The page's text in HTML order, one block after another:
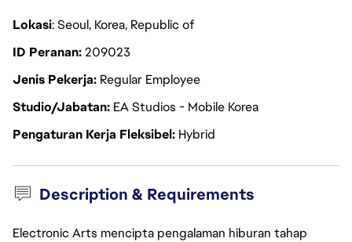
Lokasi: Seoul, Korea, Republic of
ID Peranan209023
Jenis Pekerja Regular Employee
Studio/Jabatan EA Studios - Mobile Korea
Pengaturan Kerja Fleksibel Hybrid
Description & Requirements
Electronic Arts mencipta pengalaman hiburan tahap